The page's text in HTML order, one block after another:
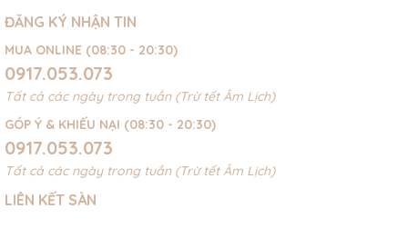
ĐĂNG KÝ NHẬN TIN
MUA ONLINE (08:30 - 20:30)
0917.053.073
Tất cả các ngày trong tuần (Trừ tết Âm Lịch)
GÓP Ý & KHIẾU NẠI (08:30 - 20:30)
0917.053.073
Tất cả các ngày trong tuần (Trừ tết Âm Lịch)
LIÊN KẾT SÀN